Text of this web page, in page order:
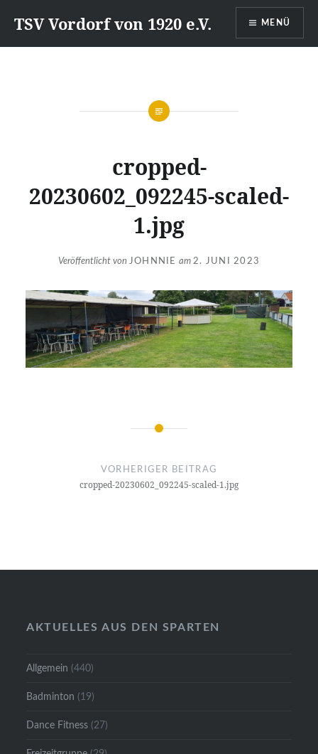
zumTSV Vordorf von 1920 e.V. MENÜ
cropped-
20230602_092245-scaled-
1.jpg
Veröffentlicht von JOHNNIE am 2. JUNI 2023
Beitragsnavigation
VORHERIGER BEITRAG
cropped-20230602_092245-scaled-1.jpg
AKTUELLES AUS DEN SPARTEN
Allgemein (440)
Badminton (19)
Dance Fitness (27)